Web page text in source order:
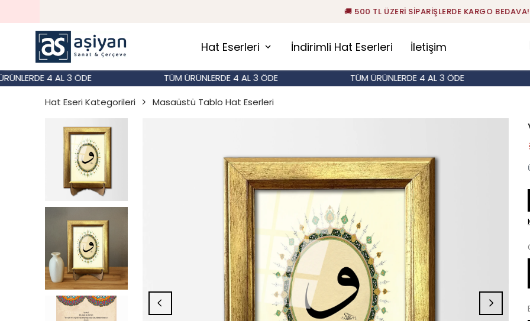
🚚 500 TL ÜZERİ SİPARİŞLERDE KARGO BEDAVA!
Hat Eserleri İndirimli Hat Eserleri İletişim
4 AL 3 ÖDE TÜM ÜRÜNLERDE 4 AL 3 ÖDE TÜM ÜRÜNLERDE 4 AL 3 ÖDE
Hat Eseri Kategorileri
Masaüstü Tablo Hat Eserleri